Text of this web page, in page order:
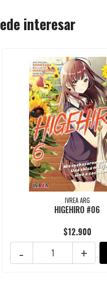
interesar
IVREA ARG
HIGEHIRO #06
$12.900
+
-